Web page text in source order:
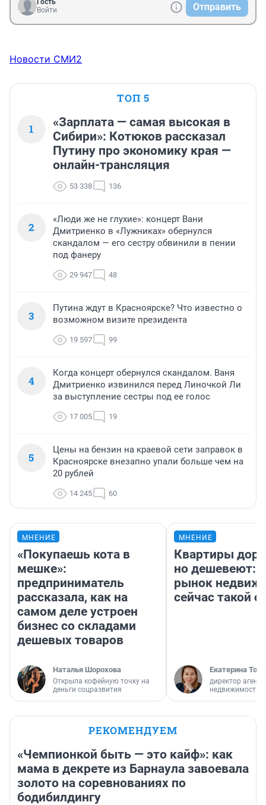
Войти
Отправить
Новости СМИ2
ТОП 5
1
«Зарплата — самая высокая в
Сибири»: Котюков рассказал
Путину про экономику края —
онлайн-трансляция
53 338 136
2
«Люди же не глухие»: концерт Вани
Дмитриенко в «Лужниках» обернулся
скандалом — его сестру обвинили в пении
под фанеру
29 947 48
3
Путина ждут в Красноярске? Что известно о
возможном визите президента
19 597 99
4
Когда концерт обернулся скандалом. Ваня
Дмитриенко извинился перед Линочкой Ли
за выступление сестры под ее голос
17 005 19
5
Цены на бензин на краевой сети заправок в
Красноярске внезапно упали больше чем на
20 рублей
14 245 60
МНЕНИЕ
«Покупаешь кота в
мешке»:
предприниматель
рассказала, как на
самом деле устроен
бизнес со складами
дешевых товаров
Наталья Шорохова
Открыла кофейную точку на
деньги соцразвития
МНЕНИЕ
Квартиры
но дешевеют:
рынок
сейчас такой
Екатерина
директор
недвижимости
РЕКОМЕНДУЕМ
«Чемпионкой быть — это кайф»: как
мама в декрете из Барнаула завоевала
золото на соревнованиях по
бодибилдингу